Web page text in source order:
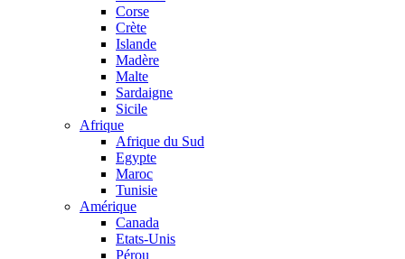
Corse
Crète
Islande
Madère
Malte
Sardaigne
Sicile
Afrique
Afrique du Sud
Egypte
Maroc
Tunisie
Amérique
Canada
Etats-Unis
Pérou